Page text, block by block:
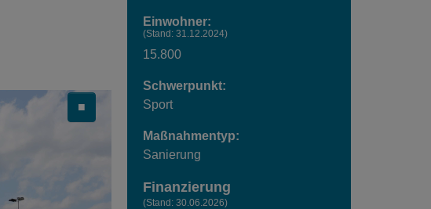
■
Carousel pausieren oder starten
Einwohner:
(Stand: 31.12.2024)
15.800
Schwerpunkt:
Sport
Maßnahmentyp:
Sanierung
Finanzierung
(Stand: 30.06.2026)